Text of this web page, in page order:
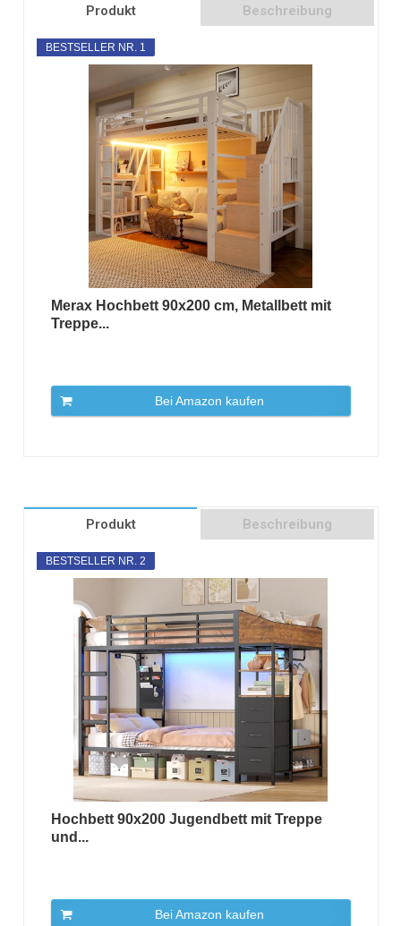
Produkt Beschreibung
BESTSELLER NR. 1
Merax Hochbett 90x200 cm, Metallbett mit
Treppe...
Bei Amazon kaufen
Produkt Beschreibung
BESTSELLER NR. 2
Hochbett 90x200 Jugendbett mit Treppe
und...
Bei Amazon kaufen